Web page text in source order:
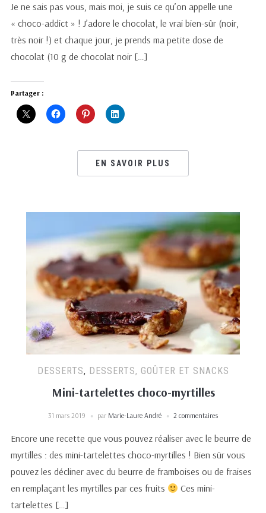
Je ne sais pas vous, mais moi, je suis ce qu’on appelle une
« choco-addict » ! J’adore le chocolat, le vrai bien-sûr (noir,
très noir !) et chaque jour, je prends ma petite dose de
chocolat (10 g de chocolat noir […]
Partager :
EN SAVOIR PLUS
DESSERTS, DESSERTS, GOÛTER ET SNACKS
Mini-tartelettes choco-myrtilles
31 mars 2019 par Marie-Laure André 2 commentaires
Encore une recette que vous pouvez réaliser avec le beurre de
myrtilles : des mini-tartelettes choco-myrtilles ! Bien sûr vous
pouvez les décliner avec du beurre de framboises ou de fraises
en remplaçant les myrtilles par ces fruits
Ces mini-
tartelettes […]